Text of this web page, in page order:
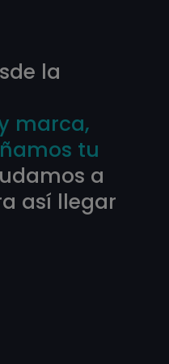
la
marca,
tu
a
así llegar